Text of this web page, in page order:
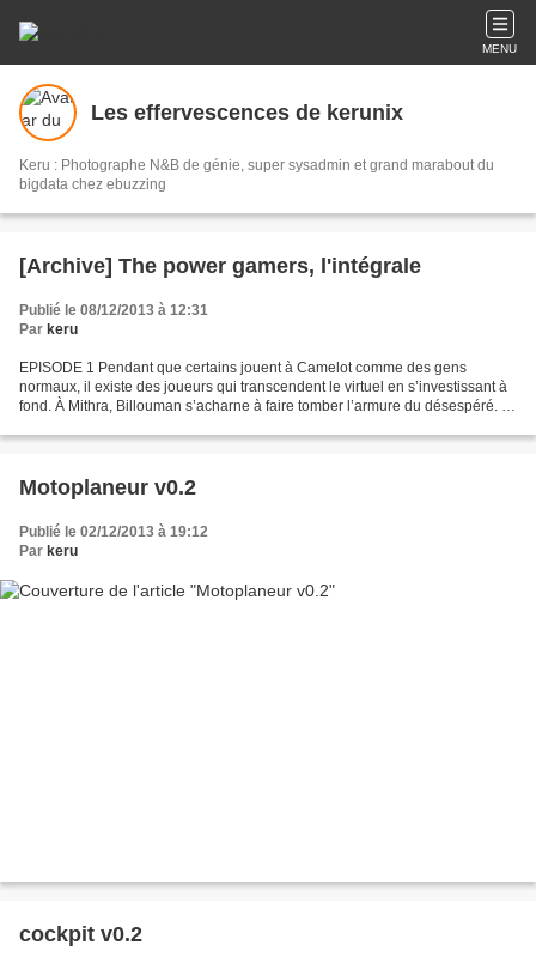
MENU
Les effervescences de kerunix
Keru : Photographe N&B de génie, super sysadmin et grand marabout du
bigdata chez ebuzzing
[Archive] The power gamers, l'intégrale
Publié le 08/12/2013 à 12:31
Par keru
EPISODE 1 Pendant que certains jouent à Camelot comme des gens
normaux, il existe des joueurs qui transcendent le virtuel en s’investissant à
fond. À Mithra, Billouman s’acharne à faire tomber l’armure du désespéré. Il
Motoplaneur v0.2
Publié le 02/12/2013 à 19:12
Par keru
cockpit v0.2